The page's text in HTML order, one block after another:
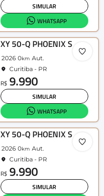
SIMULAR
WHATSAPP
XY 50-Q PHOENIX S
2026 0km Aut.
Curitiba - PR
R$ 9.990
SIMULAR
WHATSAPP
XY 50-Q PHOENIX S
2026 0km Aut.
Curitiba - PR
R$ 9.990
SIMULAR